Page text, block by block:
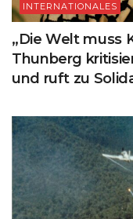
INTERNATIONALES
„Die Welt muss
Thunberg
und ruft zu